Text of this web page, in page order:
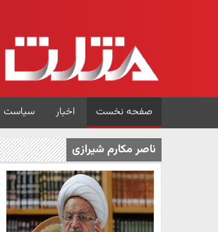
صفحه نخست اخبار سیاست
ناصر مکارم شیرازی